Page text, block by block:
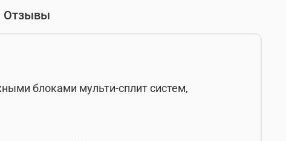
Отзывы
блоками мульти-сплит систем,